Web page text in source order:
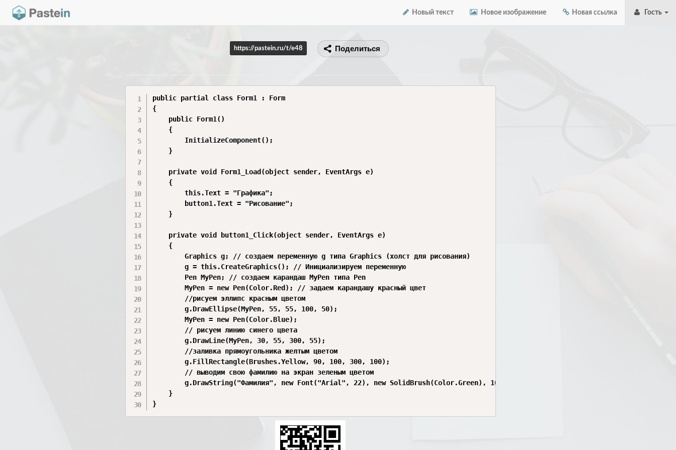
Новый текст Новое изображение Новая ссылка Гость
https://pastein.ru/t/e48 Поделиться
public partial class Form1 : Form
{
    public Form1()
    {
        InitializeComponent();
    }
    private void Form1_Load(object sender, EventArgs e)
    {
        this.Text = "Графика";
        button1.Text = "Рисование";
    }
    private void button1_Click(object sender, EventArgs e)
    {
        Graphics g; // создаем переменную g типа Graphics (холст для рисования)
        g = this.CreateGraphics(); // Инициализируем переменную
        Pen MyPen; // создаем карандаш MyPen типа Pen
        MyPen = new Pen(Color.Red); // задаем карандашу красный цвет
        //рисуем эллипс красным цветом
        g.DrawEllipse(MyPen, 55, 55, 100, 50);
        MyPen = new Pen(Color.Blue);
        // рисуем линию синего цвета
        g.DrawLine(MyPen, 30, 55, 300, 55);
        //заливка прямоугольника желтым цветом
        g.FillRectangle(Brushes.Yellow, 90, 100, 300, 100);
        // выводим свою фамилию на экран зеленым цветом
        g.DrawString("Фамилия", new Font("Arial", 22), new SolidBrush(Color.Green), 10, 10);
    }